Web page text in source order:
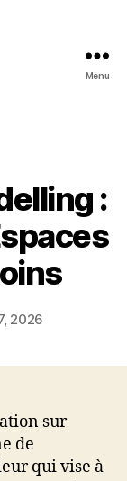
Menu
:
2026
sur
de
qui vise à